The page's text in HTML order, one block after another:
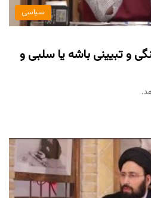
سیاسی
و تبیینی باشه یا سلبی و